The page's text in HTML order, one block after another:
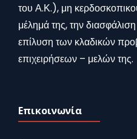
του Α.Κ.), μη
μέλημά της, την
επίλυση των κλαδικών
επιχειρήσεων – μελών της.
Επικοινωνία